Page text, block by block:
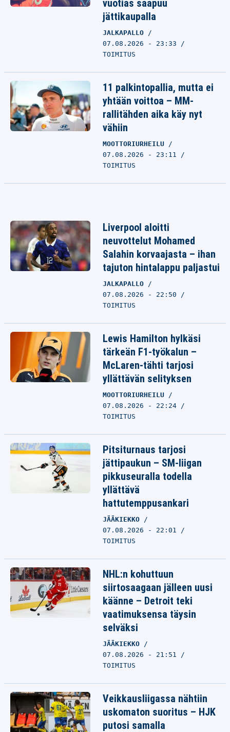
vuotias saapuu
jättikaupalla
JALKAPALLO
07.08.2026 - 23:33
TOIMITUS
11 palkintopallia, mutta ei
yhtään voittoa – MM-
rallitähden aika käy nyt
vähiin
MOOTTORIURHEILU
07.08.2026 - 23:11
TOIMITUS
Liverpool aloitti
neuvottelut Mohamed
Salahin korvaajasta – ihan
tajuton hintalappu paljastui
JALKAPALLO
07.08.2026 - 22:50
TOIMITUS
Lewis Hamilton hylkäsi
tärkeän F1-työkalun –
McLaren-tähti tarjosi
yllättävän selityksen
MOOTTORIURHEILU
07.08.2026 - 22:24
TOIMITUS
Pitsiturnaus tarjosi
jättipaukun – SM-liigan
pikkuseuralla todella
yllättävä
hattutemppusankari
JÄÄKIEKKO
07.08.2026 - 22:01
TOIMITUS
NHL:n kohuttuun
siirtosaagaan jälleen uusi
käänne – Detroit teki
vaatimuksensa täysin
selväksi
JÄÄKIEKKO
07.08.2026 - 21:51
TOIMITUS
Veikkausliigassa nähtiin
uskomaton suoritus – HJK
putosi samalla